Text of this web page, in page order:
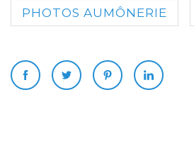
PHOTOS AUMÔNERIE